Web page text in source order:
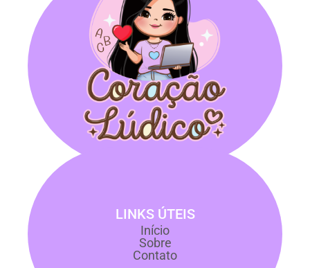
LINKS ÚTEIS
Início
Sobre
Contato